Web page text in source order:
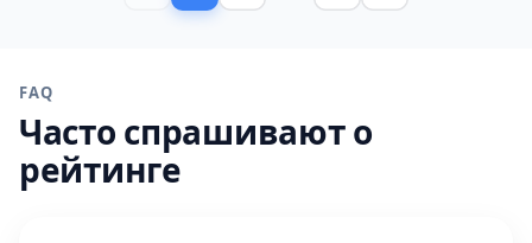
FAQ
Часто спрашивают о
рейтинге